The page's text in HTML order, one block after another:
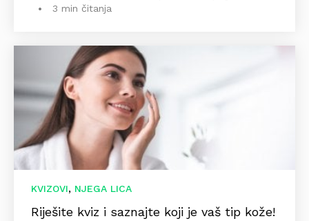
3 min čitanja
KVIZOVI, NJEGA LICA
Riješite kviz i saznajte koji je vaš tip kože!